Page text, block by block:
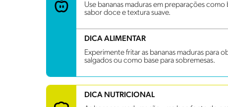
Use bananas maduras em preparações
sabor doce e textura suave.
DICA ALIMENTAR
Experimente fritar as bananas maduras para
salgados ou como base para sobremesas.
DICA NUTRICIONAL